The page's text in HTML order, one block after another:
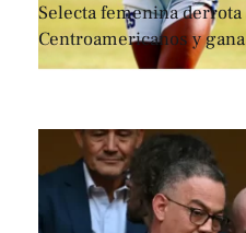
Selecta femenina
Centroamericanos y